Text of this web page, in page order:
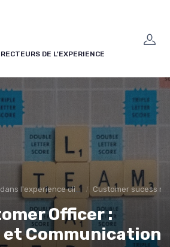
DE L'EXPERIENCE
l'experience client Customer sucess
Officer :
et Communication
cookies